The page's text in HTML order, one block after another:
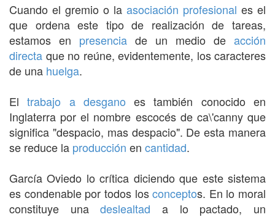
Cuando el gremio o la asociación profesional es el
que ordena este tipo de realización de tareas,
estamos en presencia de un medio de acción
directa que no reúne, evidentemente, los caracteres
de una huelga.
Eltrabajo a desgano es también conocido en
Inglaterra por el nombre escocés de ca\'canny que
significa "despacio, mas despacio". De esta manera
se reduce la producción en cantidad.
García Oviedo lo crítica diciendo que este sistema
es condenable por todos losconceptos. En lo moral
constituye unadeslealtad a lo pactado, un